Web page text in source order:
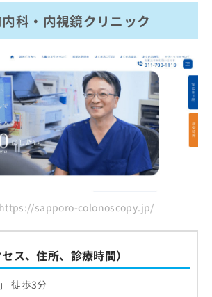
科・内視鏡クリニック
sapporo-colonoscopy.jp/
ス、住所、診療時間）
徒歩3分